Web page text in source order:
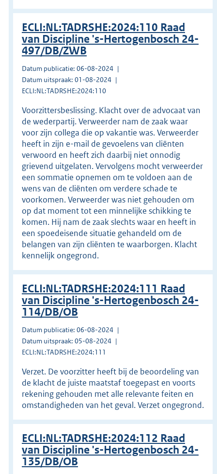
ECLI:NL:TADRSHE:2024:110 Raad
van Discipline 's-Hertogenbosch 24-
497/DB/ZWB
Datum publicatie: 06-08-2024
Datum uitspraak: 01-08-2024
ECLI:NL:TADRSHE:2024:110
Voorzittersbeslissing. Klacht over de advocaat van
de wederpartij. Verweerder nam de zaak waar
voor zijn collega die op vakantie was. Verweerder
heeft in zijn e-mail de gevoelens van cliënten
verwoord en heeft zich daarbij niet onnodig
grievend uitgelaten. Vervolgens mocht verweerder
een sommatie opnemen om te voldoen aan de
wens van de cliënten om verdere schade te
voorkomen. Verweerder was niet gehouden om
op dat moment tot een minnelijke schikking te
komen. Hij nam de zaak slechts waar en heeft in
een spoedeisende situatie gehandeld om de
belangen van zijn cliënten te waarborgen. Klacht
kennelijk ongegrond.
ECLI:NL:TADRSHE:2024:111 Raad
van Discipline 's-Hertogenbosch 24-
114/DB/OB
Datum publicatie: 06-08-2024
Datum uitspraak: 05-08-2024
ECLI:NL:TADRSHE:2024:111
Verzet. De voorzitter heeft bij de beoordeling van
de klacht de juiste maatstaf toegepast en voorts
rekening gehouden met alle relevante feiten en
omstandigheden van het geval. Verzet ongegrond.
ECLI:NL:TADRSHE:2024:112 Raad
van Discipline 's-Hertogenbosch 24-
135/DB/OB